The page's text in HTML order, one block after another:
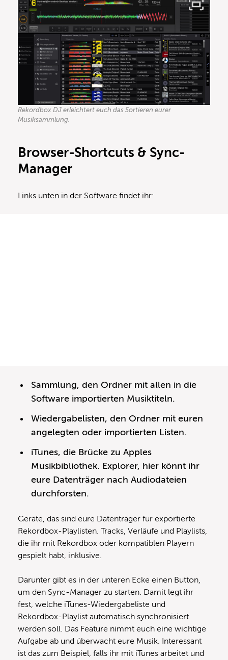
Rekordbox DJ erleichtert euch das Sortieren eurer
Musiksammlung.
Browser-Shortcuts & Sync-
Manager
Links unten in der Software findet ihr:
Sammlung, den Ordner mit allen in die
Software importierten Musiktiteln.
Wiedergabelisten, den Ordner mit euren
angelegten oder importierten Listen.
iTunes, die Brücke zu Apples
Musikbibliothek. Explorer, hier könnt ihr
eure Datenträger nach Audiodateien
durchforsten.
Geräte, das sind eure Datenträger für exportierte
Rekordbox-Playlisten. Tracks, Verläufe und Playlists,
die ihr mit Rekordbox oder kompatiblen Playern
gespielt habt, inklusive.
Darunter gibt es in der unteren Ecke einen Button,
um den Sync-Manager zu starten. Damit legt ihr
fest, welche iTunes-Wiedergabeliste und
Rekordbox-Playlist automatisch synchronisiert
werden soll. Das Feature nimmt euch eine wichtige
Aufgabe ab und überwacht eure Musik. Interessant
ist das zum Beispiel, falls ihr mit iTunes arbeitet und